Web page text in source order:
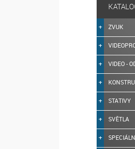
ZVUK
VIDEO -
STATIVY
SVĚTLA